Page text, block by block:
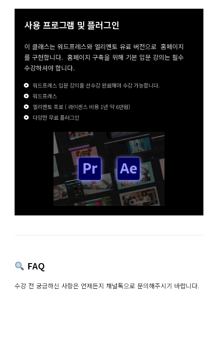
사용 프로그램 및 플러그인
이 클래스는 워드프레스와 엘리멘토 유료 버전으로 홈페이지
를 구현합니다. 홈페이지 구축을 위해 기본 입문 강의는 필수
수강하셔야 합니다.
워드프레스 입문 강의를 선수강 완료해야 수강 가능합니다.
워드프레스
엘리멘토 프로 ( 라이센스 비용 1년 약 6만원)
다양한 무료 플러그인
FAQ
수강 전 궁금하신 사항은 언제든지 채널톡으로 문의해주시기 바랍니다.